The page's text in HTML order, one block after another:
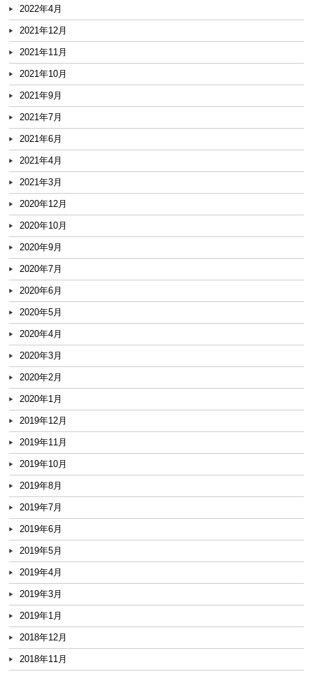
2022年4月
2021年12月
2021年11月
2021年10月
2021年9月
2021年7月
2021年6月
2021年4月
2021年3月
2020年12月
2020年10月
2020年9月
2020年7月
2020年6月
2020年5月
2020年4月
2020年3月
2020年2月
2020年1月
2019年12月
2019年11月
2019年10月
2019年8月
2019年7月
2019年6月
2019年5月
2019年4月
2019年3月
2019年1月
2018年12月
2018年11月